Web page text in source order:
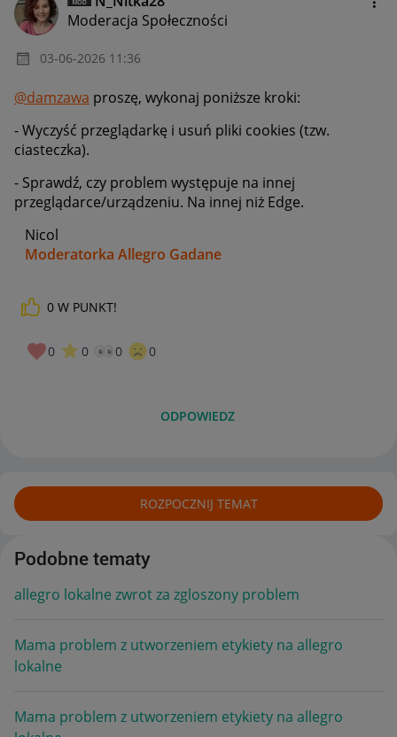
Moderacja Społeczności
‎03-06-2026 11:36
@damzawa proszę, wykonaj poniższe kroki:
- Wyczyść przeglądarkę i usuń pliki cookies (tzw.
ciasteczka).
- Sprawdź, czy problem występuje na innej
przeglądarce/urządzeniu. Na innej niż Edge.
Nicol
Moderatorka Allegro Gadane
0 W PUNKT!
0 0 0 0
ODPOWIEDZ
ROZPOCZNIJ TEMAT
Podobne tematy
allegro lokalne zwrot za zgloszony problem
Mama problem z utworzeniem etykiety na allegro
lokalne
Mama problem z utworzeniem etykiety na allegro